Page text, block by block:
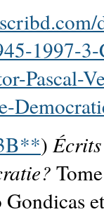
1997-
Pascal-
)